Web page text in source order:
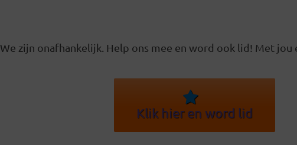
We zijn onafhankelijk. Help ons mee en word ook lid! Met jou
Klik hier en word lid